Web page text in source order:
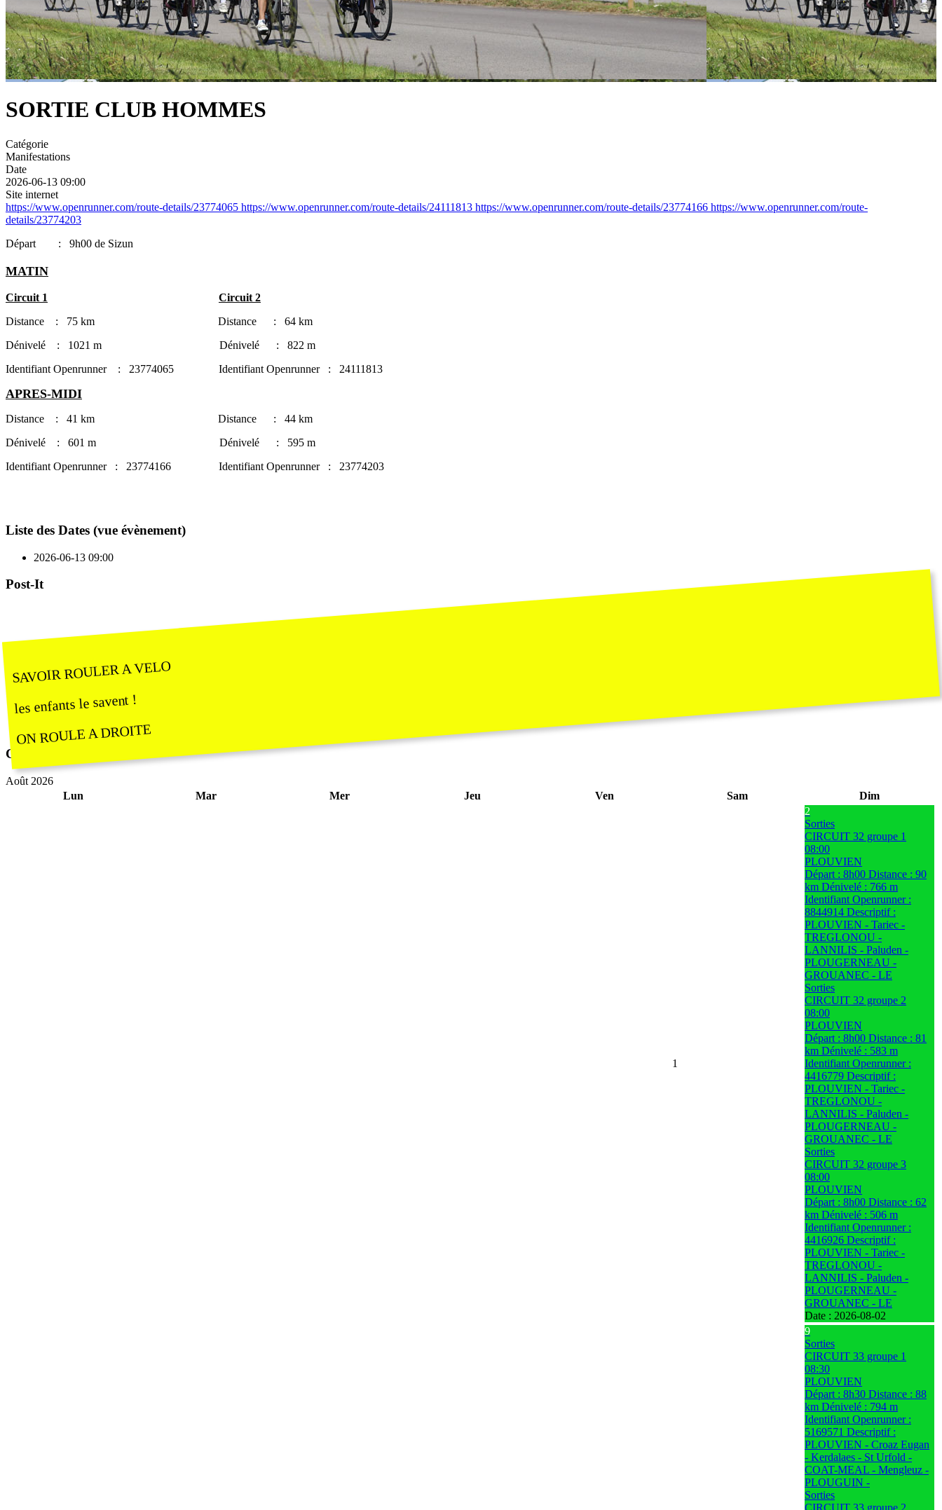
SORTIE CLUB HOMMES
Catégorie
Manifestations
Date
2026-06-13 09:00
Site internet
https://www.openrunner.com/route-details/23774065 https://www.openrunner.com/route-details/24111813 https://www.openrunner.com/route-details/23774166 https://www.openrunner.com/route-
details/23774203
Départ : 9h00 de Sizun
MATIN
Circuit 1
Circuit 2
Distance : 75 km Distance : 64 km
Dénivelé : 1021 m Dénivelé : 822 m
Identifiant Openrunner : 23774065 Identifiant Openrunner : 24111813
APRES-MIDI
Distance : 41 km Distance : 44 km
Dénivelé : 601 m Dénivelé : 595 m
Identifiant Openrunner : 23774166 Identifiant Openrunner : 23774203
Liste des Dates (vue évènement)
2026-06-13 09:00
Post-It
SAVOIR ROULER A VELO
les enfants le savent !
ON ROULE A DROITE
Calendrier
Août 2026
Lun
Mar Mer Jeu Ven Sam Dim
1
2
Sorties
CIRCUIT 32 groupe 1
08:00
PLOUVIEN
Départ : 8h00 Distance : 90
km Dénivelé : 766 m
Identifiant Openrunner :
8844914 Descriptif :
PLOUVIEN - Tariec -
TREGLONOU -
LANNILIS - Paluden -
PLOUGERNEAU -
GROUANEC - LE
Sorties
CIRCUIT 32 groupe 2
08:00
PLOUVIEN
Départ : 8h00 Distance : 81
km Dénivelé : 583 m
Identifiant Openrunner :
4416779 Descriptif :
PLOUVIEN - Tariec -
TREGLONOU -
LANNILIS - Paluden -
PLOUGERNEAU -
GROUANEC - LE
Sorties
CIRCUIT 32 groupe 3
08:00
PLOUVIEN
Départ : 8h00 Distance : 62
km Dénivelé : 506 m
Identifiant Openrunner :
4416926 Descriptif :
PLOUVIEN - Tariec -
TREGLONOU -
LANNILIS - Paluden -
PLOUGERNEAU -
GROUANEC - LE
Date : 2026-08-02
9
Sorties
CIRCUIT 33 groupe 1
08:30
PLOUVIEN
Départ : 8h30 Distance : 88
km Dénivelé : 794 m
Identifiant Openrunner :
5169571 Descriptif :
PLOUVIEN - Croaz Eugan
- Kerdalaes - St Urfold -
COAT-MEAL - Mengleuz -
PLOUGUIN -
Sorties
CIRCUIT 33 groupe 2